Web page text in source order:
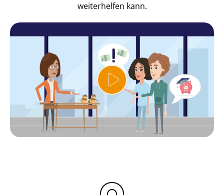
weiterhelfen kann.